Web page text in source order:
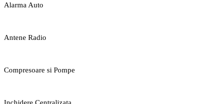
Alarma Auto
Antene Radio
Compresoare si Pompe